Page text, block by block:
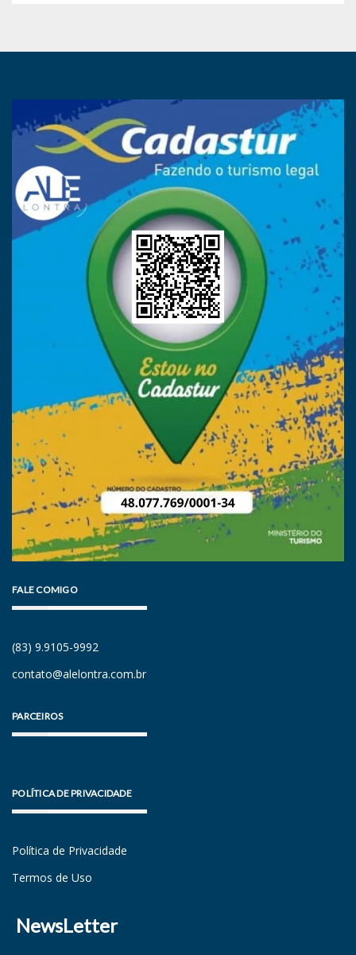
FALE COMIGO
(83) 9.9105-9992
contato@alelontra.com.br
PARCEIROS
POLÍTICA DE PRIVACIDADE
Política de Privacidade
Termos de Uso
NewsLetter